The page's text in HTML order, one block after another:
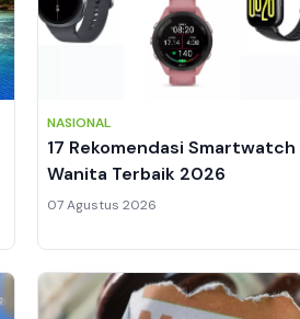
NASIONAL
17 Rekomendasi Smartwatch
Wanita Terbaik 2026
07 Agustus 2026